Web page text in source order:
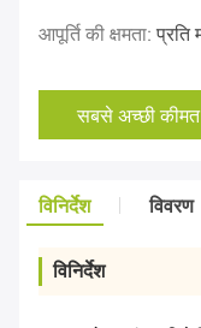
आपूर्ति की क्षमता:प्रति
सबसे अच्छी कीमत
विनिर्देश विवरण
विनिर्देश